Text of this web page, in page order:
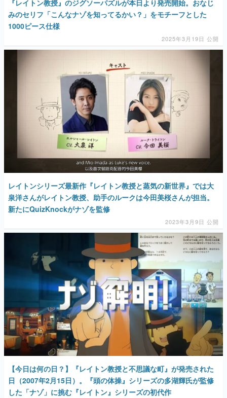
『レイトン教授』のジグソーパズルが本日より発売開始。おなじ
みのセリフ「こんなナゾを知ってるかい？」をモチーフとした
1000ピース仕様
2025年3月19日 公開
レイトンシリーズ最新作『レイトン教授と蒸気の新世界』では大
泉洋さんがレイトン教授、助手のルークは今田美桜さんが担当。
新たにQuizKnockがナゾを監修
2023年3月9日 公開
【今日は何の日？】『レイトン教授と不思議な町』が発売された
日（2007年2月15日）。『頭の体操』シリーズの多湖輝氏が監修
した「ナゾ」に挑む『レイトン』シリーズの初代作